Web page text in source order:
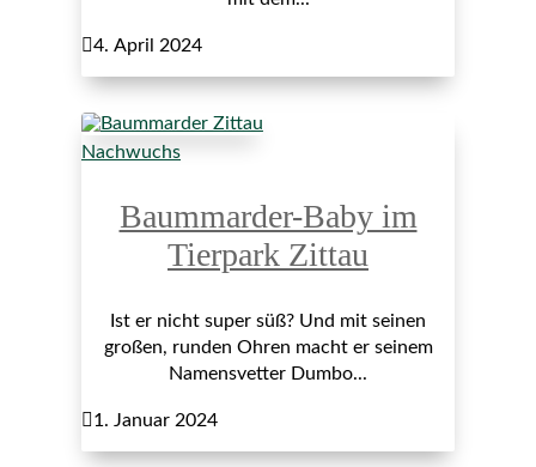
4. April 2024
Nachwuchs
Baummarder-Baby im
Tierpark Zittau
Ist er nicht super süß? Und mit seinen
großen, runden Ohren macht er seinem
Namensvetter Dumbo...
1. Januar 2024